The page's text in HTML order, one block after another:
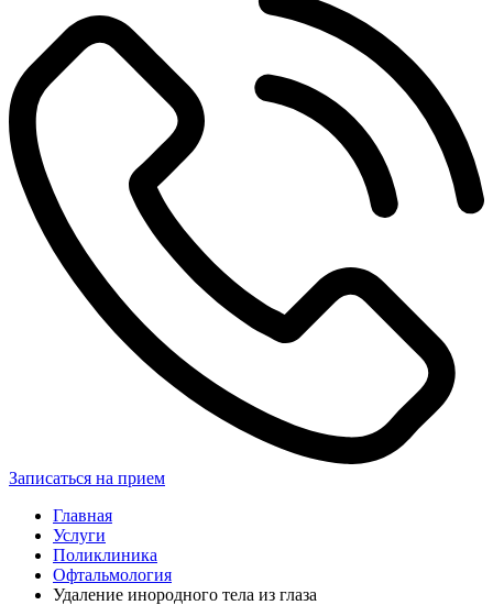
Записаться на прием
Главная
Услуги
Поликлиника
Офтальмология
Удаление инородного тела из глаза